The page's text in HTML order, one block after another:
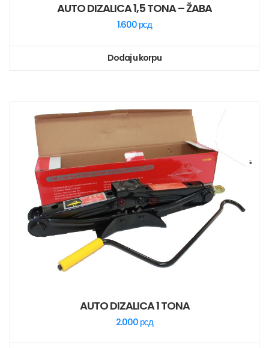
AUTO DIZALICA 1,5 TONA – ŽABA
1.600 рсд
Dodaj u korpu
AUTO DIZALICA 1 TONA
2.000 рсд